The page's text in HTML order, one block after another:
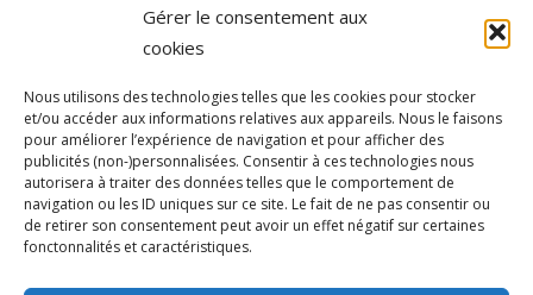
Gérer le consentement aux
cookies
Nous utilisons des technologies telles que les cookies pour stocker
et/ou accéder aux informations relatives aux appareils. Nous le faisons
pour améliorer l’expérience de navigation et pour afficher des
publicités (non-)personnalisées. Consentir à ces technologies nous
autorisera à traiter des données telles que le comportement de
navigation ou les ID uniques sur ce site. Le fait de ne pas consentir ou
de retirer son consentement peut avoir un effet négatif sur certaines
fonctonnalités et caractéristiques.
rural
social
succession
suretes